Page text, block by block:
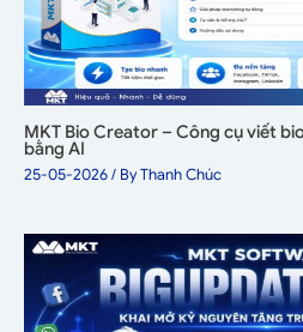
MKT Bio Creator – Công cụ viết
bằng AI
25-05-2026/ ByThanh Chúc